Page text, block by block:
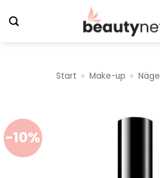
Inhalt
Start » Make-up »
-10%